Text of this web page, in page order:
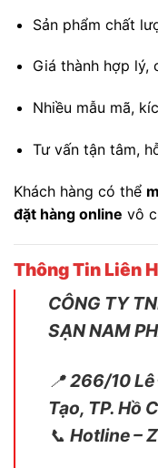
Sản phẩm chất
Giá thành hợp lý,
Nhiều mẫu mã,
Tư vấn tận tâm,
Khách hàng có thể
đặt hàng online vô
Thông Tin Liên
CÔNG TY
SẠN NAM
📍266/10
Tạo, TP. Hồ
📞 Hotline –